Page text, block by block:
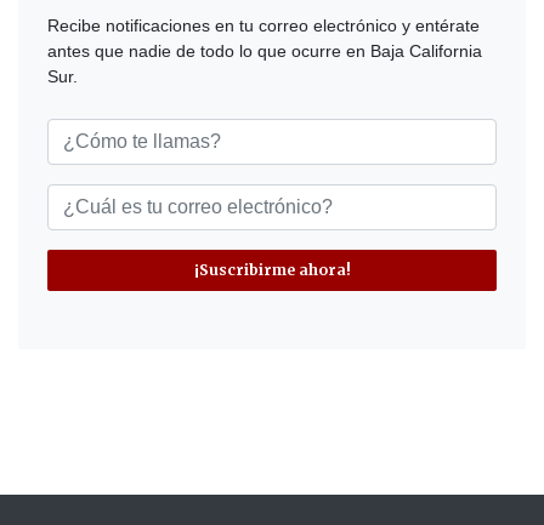
Recibe notificaciones en tu correo electrónico y entérate
antes que nadie de todo lo que ocurre en Baja California
Sur.
¡Suscribirme ahora!